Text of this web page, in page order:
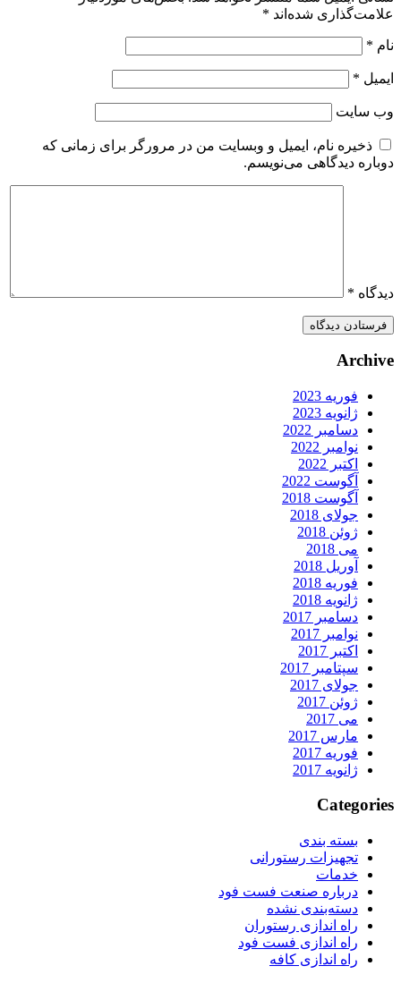
شده‌اند*
*
*
سایت
ذخیره نام، ایمیل و وبسایت من در مرورگر برای زمانی که
دیدگاهی می‌نویسم.
*
فوریه 2023
ژانویه 2023
دسامبر 2022
نوامبر 2022
اکتبر 2022
آگوست 2022
آگوست 2018
جولای 2018
ژوئن 2018
می 2018
آوریل 2018
فوریه 2018
ژانویه 2018
دسامبر 2017
نوامبر 2017
اکتبر 2017
سپتامبر 2017
جولای 2017
ژوئن 2017
می 2017
مارس 2017
فوریه 2017
ژانویه 2017
بسته بندی
تجهیزات رستورانی
خدمات
درباره صنعت فست فود
دسته‌بندی نشده
راه اندازی رستوران
راه اندازی فست فود
راه اندازی کافه